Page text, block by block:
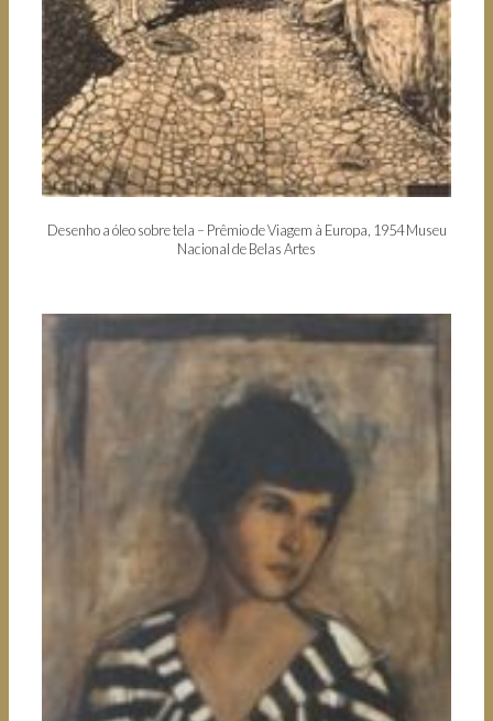
Desenho a óleo sobre tela – Prêmio de Viagem à Europa, 1954 Museu
Nacional de Belas Artes